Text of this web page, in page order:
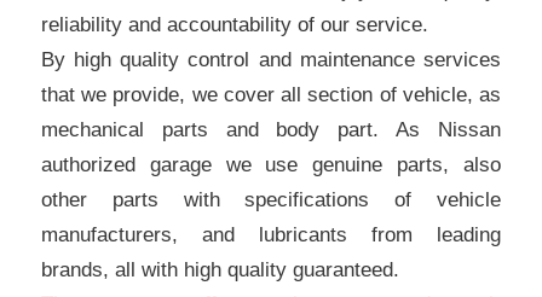
reliability and accountability of our service.
By high quality control and maintenance services
that we provide, we cover all section of vehicle, as
mechanical parts and body part. As Nissan
authorized garage we use genuine parts, also
other parts with specifications of vehicle
manufacturers, and lubricants from leading
brands, all with high quality guaranteed.